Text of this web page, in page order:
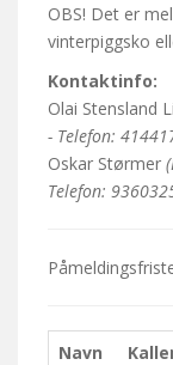
OBS! Det er
vinterpiggsko
Kontaktinfo:
Olai Stensland
- Telefon:
Oskar Størmer
Telefon:
Navn